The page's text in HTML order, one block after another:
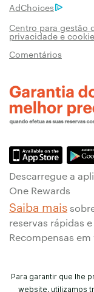
AdChoices
Centro para gestão
privacidade e
Comentários
Descarregue a
One Rewards
Saiba mais
reservas rápidas e
Recompensas
Para garantir que lhe
website, utilizamos